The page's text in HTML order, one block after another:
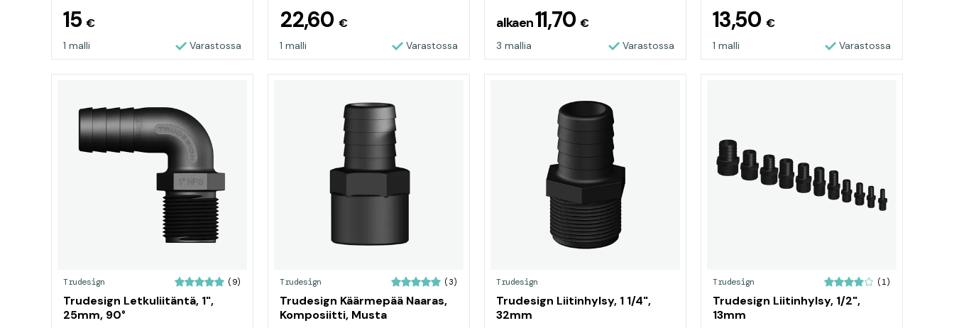
15€
1 malli Varastossa
22,60 €
1 malli Varastossa
alkaen11,70€
3 mallia Varastossa
13,50 €
1 malli Varastossa
Trudesign (9)
Trudesign Letkuliitäntä, 1",
25mm, 90°
Trudesign (3)
Trudesign Käärmepää Naaras,
Komposiitti, Musta
Trudesign
Trudesign Liitinhylsy, 1 1/4",
32mm
Trudesign (1)
Trudesign Liitinhylsy, 1/2",
13mm